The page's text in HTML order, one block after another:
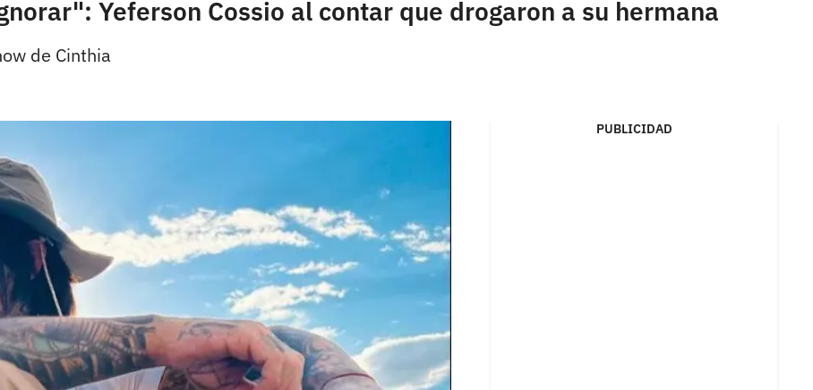
Yeferson Cossio al contar que drogaron a su hermana
de Cinthia
PUBLICIDAD